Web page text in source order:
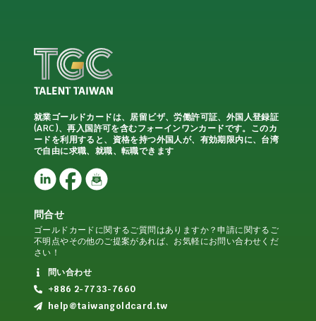
就業ゴールドカードは、居留ビザ、労働許可証、外国人登録証
(ARC)、再入国許可を含むフォーインワンカードです。このカ
ードを利用すると、資格を持つ外国人が、有効期限内に、台湾
で自由に求職、就職、転職できます
問合せ
ゴールドカードに関するご質問はありますか？申請に関するご
不明点やその他のご提案があれば、お気軽にお問い合わせくだ
さい！
問い合わせ
+886 2-7733-7660
help@taiwangoldcard.tw